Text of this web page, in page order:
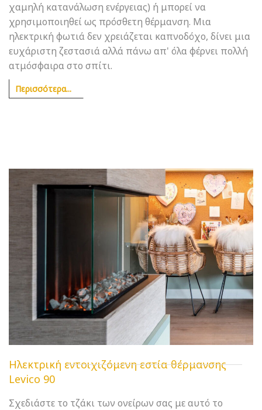
χαμηλή κατανάλωση ενέργειας) ή μπορεί να
χρησιμοποιηθεί ως πρόσθετη θέρμανση. Μια
ηλεκτρική φωτιά δεν χρειάζεται καπνοδόχο, δίνει μια
ευχάριστη ζεστασιά αλλά πάνω απ' όλα φέρνει πολλή
ατμόσφαιρα στο σπίτι.
Περισσότερα...
Ηλεκτρική εντοιχιζόμενη εστία θέρμανσης
Levico 90
Σχεδιάστε το τζάκι των ονείρων σας με αυτό το